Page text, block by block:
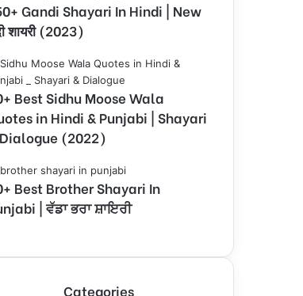
Gandi Shayari In Hindi | New
शायरी (2023)
Best Sidhu Moose Wala
in Hindi & Punjabi | Shayari
(2022)
Best Brother Shayari In
| ਵੱਡਾ ਭਰਾ ਸ਼ਾਇਰੀ
Categories